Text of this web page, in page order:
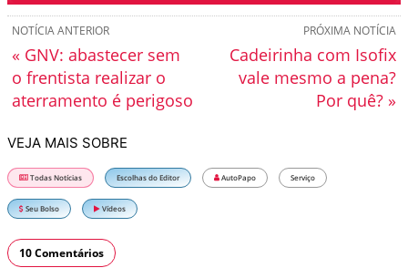
PRÓXIMA NOTÍCIA
Cadeirinha com Isofix
vale mesmo a pena?
Por quê? »
NOTÍCIA ANTERIOR
« GNV: abastecer sem
o frentista realizar o
aterramento é perigoso
VEJA MAIS SOBRE
Todas Notícias Escolhas do Editor AutoPapo Serviço
Seu Bolso Vídeos
10 Comentários